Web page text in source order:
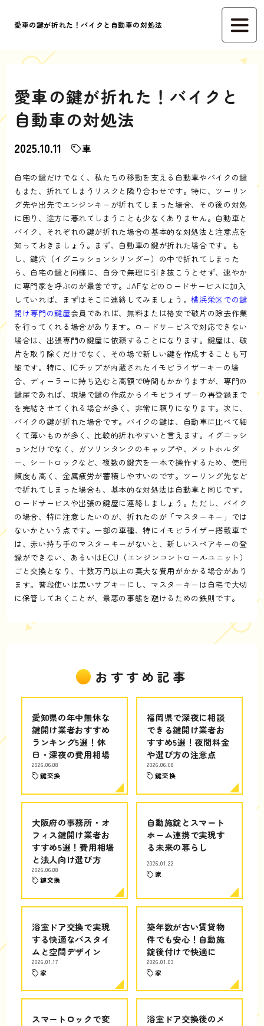
愛車の鍵が折れた！バイクと自動車の対処法
愛車の鍵が折れた！バイクと
自動車の対処法
2025.10.11 車
自宅の鍵だけでなく、私たちの移動を支える自動車やバイクの鍵
もまた、折れてしまうリスクと隣り合わせです。特に、ツーリン
グ先や出先でエンジンキーが折れてしまった場合、その後の対処
に困り、途方に暮れてしまうことも少なくありません。自動車と
バイク、それぞれの鍵が折れた場合の基本的な対処法と注意点を
知っておきましょう。まず、自動車の鍵が折れた場合です。も
し、鍵穴（イグニッションシリンダー）の中で折れてしまった
ら、自宅の鍵と同様に、自分で無理に引き抜こうとせず、速やか
に専門家を呼ぶのが最善です。JAFなどのロードサービスに加入
していれば、まずはそこに連絡してみましょう。横浜栄区での鍵
開け専門の鍵屋会員であれば、無料または格安で破片の除去作業
を行ってくれる場合があります。ロードサービスで対応できない
場合は、出張専門の鍵屋に依頼することになります。鍵屋は、破
片を取り除くだけでなく、その場で新しい鍵を作成することも可
能です。特に、ICチップが内蔵されたイモビライザーキーの場
合、ディーラーに持ち込むと高額で時間もかかりますが、専門の
鍵屋であれば、現場で鍵の作成からイモビライザーの再登録まで
を完結させてくれる場合が多く、非常に頼りになります。次に、
バイクの鍵が折れた場合です。バイクの鍵は、自動車に比べて細
くて薄いものが多く、比較的折れやすいと言えます。イグニッシ
ョンだけでなく、ガソリンタンクのキャップや、メットホルダ
ー、シートロックなど、複数の鍵穴を一本で操作するため、使用
頻度も高く、金属疲労が蓄積しやすいのです。ツーリング先など
で折れてしまった場合も、基本的な対処法は自動車と同じです。
ロードサービスや出張の鍵屋に連絡しましょう。ただし、バイク
の場合、特に注意したいのが、折れたのが「マスターキー」では
ないかという点です。一部の車種、特にイモビライザー搭載車で
は、赤い持ち手のマスターキーがないと、新しいスペアキーの登
録ができない、あるいはECU（エンジンコントロールユニット）
ごと交換となり、十数万円以上の莫大な費用がかかる場合があり
ます。普段使いは黒いサブキーにし、マスターキーは自宅で大切
に保管しておくことが、最悪の事態を避けるための鉄則です。
おすすめ記事
愛知県の年中無休な
鍵開け業者おすすめ
ランキング5選！休
日・深夜の費用相場
2026.06.08
鍵交換
福岡県で深夜に相談
できる鍵開け業者お
すすめ5選！夜間料金
や選び方の注意点
2026.06.08
鍵交換
大阪府の事務所・オ
フィス鍵開け業者お
すすめ5選！費用相場
と法人向け選び方
2026.06.08
鍵交換
自動施錠とスマート
ホーム連携で実現す
る未来の暮らし
2026.01.22
家
浴室ドア交換で実現
する快適なバスタイ
ムと空間デザイン
2026.01.17
家
築年数が古い賃貸物
件でも安心！自動施
錠後付けで快適に
2026.01.03
家
スマートロックで変
浴室ドア交換後のメ